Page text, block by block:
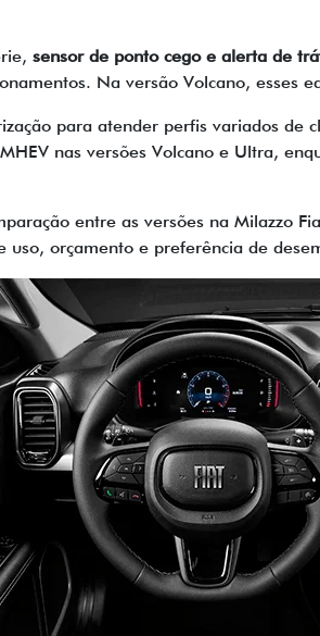
sensor de ponto cego e alerta de
Na versão Volcano, esses
para atender perfis variados de
nas versões Volcano e Ultra,
entre as versões na Milazzo
uso, orçamento e preferência de